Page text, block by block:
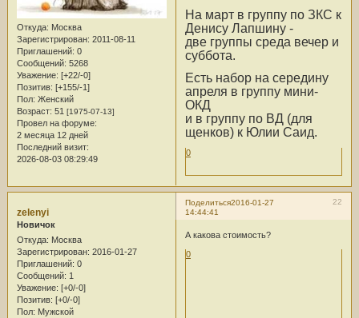
Откуда: Москва
Зарегистрирован: 2011-08-11
Приглашений: 0
Сообщений: 5268
Уважение: [+22/-0]
Позитив: [+155/-1]
Пол: Женский
Возраст: 51 [1975-07-13]
Провел на форуме:
2 месяца 12 дней
Последний визит:
2026-08-03 08:29:49
На март в группу по ЗКС к
Денису Лапшину -
две группы среда вечер и
суббота.
Есть набор на середину
апреля в группу мини-
ОКД
и в группу по ВД (для
щенков) к Юлии Саид.
0
Поделиться 22
2016-01-27
14:44:41
zelenyi
Новичок
Откуда: Москва
Зарегистрирован: 2016-01-27
Приглашений: 0
Сообщений: 1
Уважение: [+0/-0]
Позитив: [+0/-0]
Пол: Мужской
А какова стоимость?
0